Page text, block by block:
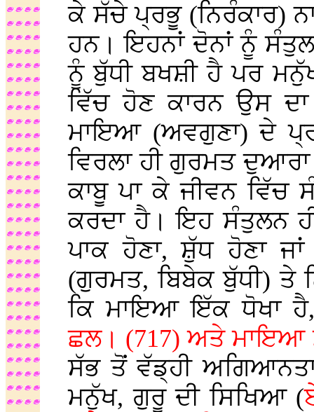
ਕੇ ਸੱਚੇ ਪ੍ਰਭੂ (ਨਿਰੰਕਾਰ)
ਹਨ। ਇਹਨਾਂ ਦੋਨਾਂ ਨੂੰ
ਨੂੰ ਬੁੱਧੀ ਬਖਸ਼ੀ ਹੈ ਪਰ
ਵਿੱਚ ਹੋਣ ਕਾਰਨ ਉਸ
ਮਾਇਆ (ਅਵਗੁਣਾ) ਦੇ
ਵਿਰਲਾ ਹੀ ਗੁਰਮਤ
ਕਾਬੂ ਪਾ ਕੇ ਜੀਵਨ ਵਿੱਚ
ਕਰਦਾ ਹੈ। ਇਹ ਸੰਤੁਲਨ
ਪਾਕ ਹੋਣਾ, ਸ਼ੁੱਧ ਹੋਣਾ
(ਗੁਰਮਤ, ਬਿਬੇਕ ਬੁੱਧੀ) ਤੇ
ਕਿ ਮਾਇਆ ਇੱਕ ਧੋਖਾ
ਛਲ। (717) ਅਤੇ ਮਾਇਆ
ਸੱਭ ਤੋਂ ਵੱਡ੍ਹੀ
ਮਨੁੱਖ, ਗੁਰੂ ਦੀ ਸਿਖਿਆ (